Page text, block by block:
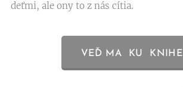
deťmi, ale ony to z nás cítia.
VEĎ MA KU KNIHE